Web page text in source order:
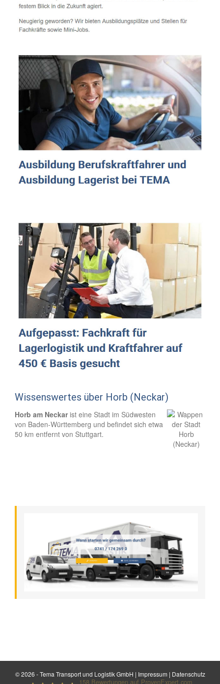
Wissenswertes über Horb (Neckar)
Horb am Neckarist eine Stadt im Südwesten
von Baden-Württemberg und befindet sich etwa
50 km entfernt von Stuttgart.
©2026 - Tema Transport und Logistik GmbH | Impressum | Datenschutz
158Bewertungen auf ProvenExpert.com